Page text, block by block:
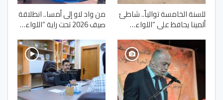
للسنة الخامسة توالياً.. شاطئ
ألمينا يحافظ على “اللواء…
من واد لاو إلى أمسا.. انطلاقة
صيف 2026 تحت راية “اللواء…